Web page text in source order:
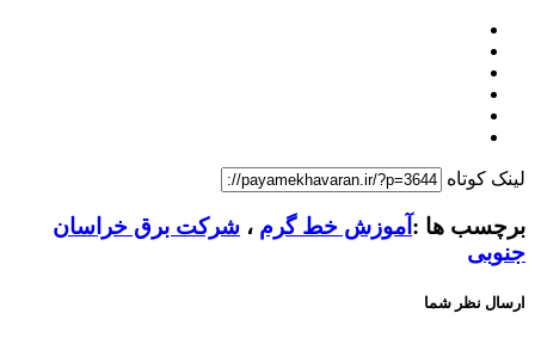
لینک کوتاه
برچسب ها : آموزش خط گرم ، شرکت برق خراسان
جنوبی
ارسال نظر شما